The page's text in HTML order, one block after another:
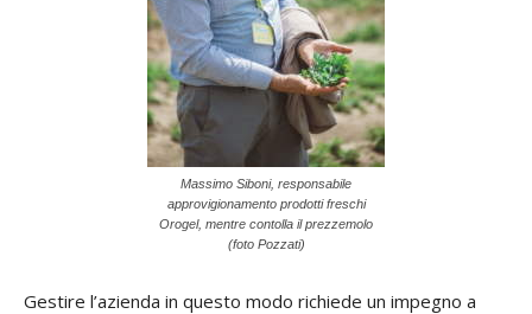
Massimo Siboni, responsabile
approvigionamento prodotti freschi
Orogel, mentre contolla il prezzemolo
(foto Pozzati)
Gestire l’azienda in questo modo richiede un impegno a